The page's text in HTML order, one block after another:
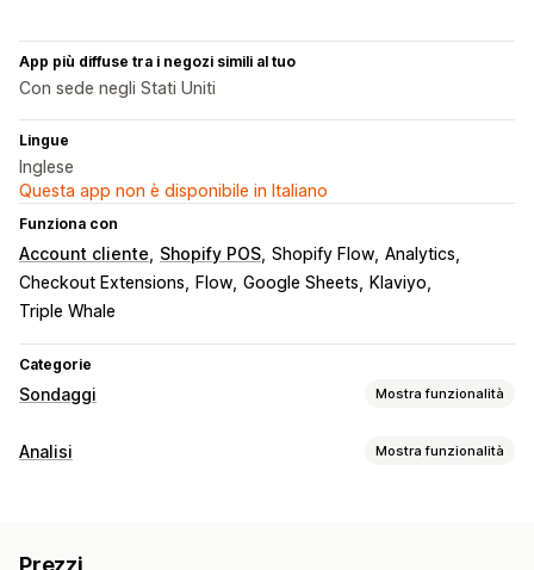
App più diffuse tra i negozi simili al tuo
Con sede negli Stati Uniti
Lingue
Inglese
Questa app non è disponibile in Italiano
Funziona con
Account cliente Shopify POS Shopify Flow Analytics
Checkout Extensions
Flow Google Sheets
Klaviyo
Triple Whale
Categorie
Sondaggi Mostra funzionalità
Personalizzazione dei moduli
Analisi Mostra funzionalità